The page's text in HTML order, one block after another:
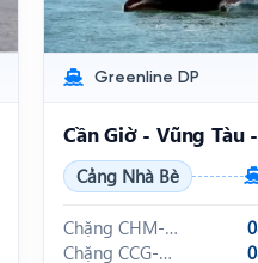
Greenline DP
Cần Giờ - Vũng Tàu
Cảng Nhà Bè
Chặng CHM-
CCG
Chặng CCG-